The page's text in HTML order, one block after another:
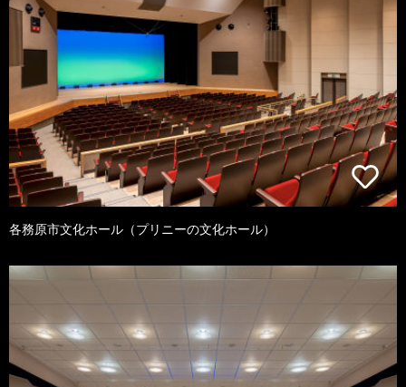
各務原市文化ホール（プリニーの文化ホール）